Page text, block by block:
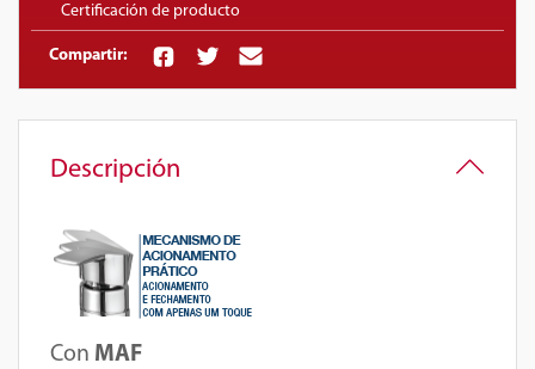
Certificación de producto
Compartir:
Descripción
Con MAF